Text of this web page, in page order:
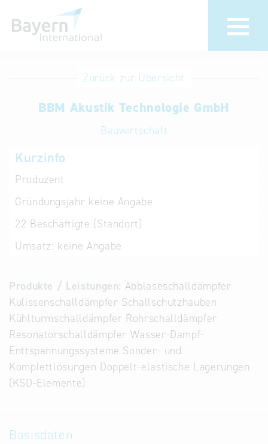
Anmeldung
Unternehmen
anmelden
Eintrag
löschen
Aktualisieren
Bavaria“
Alternative
Datenbanken
aus
Österreich
und der
Slowakei
Zurück zur Übersicht
BBM Akustik Technologie GmbH
Bauwirtschaft
Kurzinfo
Produzent
Gründungsjahr keine Angabe
22 Beschäftigte (Standort)
Umsatz: keine Angabe
Produkte / Leistungen: Abblaseschalldämpfer
Kulissenschalldämpfer Schallschutzhauben
Kühlturmschalldämpfer Rohrschalldämpfer
Resonatorschalldämpfer Wasser-Dampf-
Enttspannungssysteme Sonder- und
Komplettlösungen Doppelt-elastische Lagerungen
(KSD-Elemente)
Basisdaten